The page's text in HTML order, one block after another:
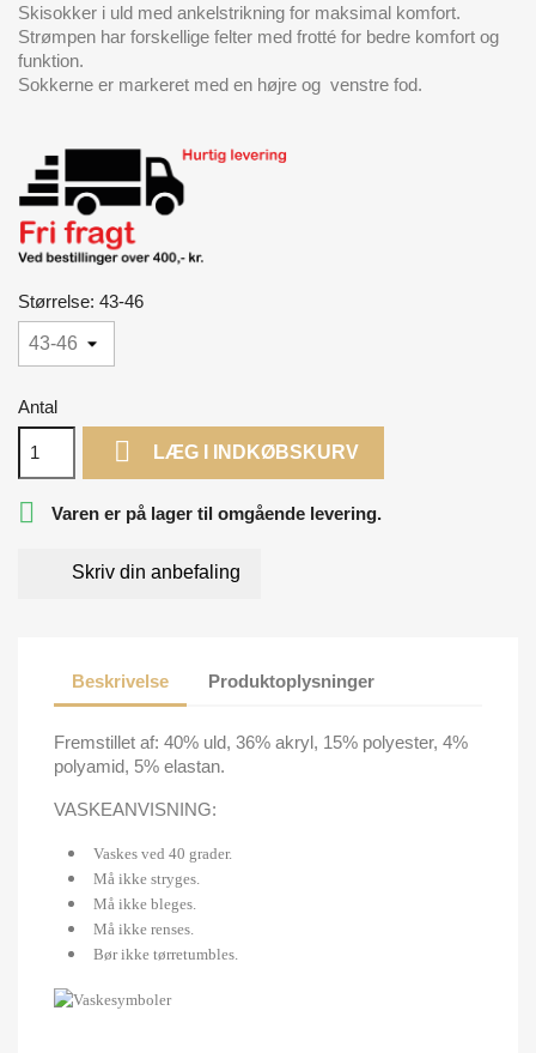
Skisokker i uld med ankelstrikning for maksimal komfort.
Strømpen har forskellige felter med frotté for bedre komfort og
funktion.
Sokkerne er markeret med en højre og venstre fod.
Størrelse: 43-46
Antal
 LÆG I INDKØBSKURV
 Varen er på lager til omgående levering.
Skriv din anbefaling
Beskrivelse Produktoplysninger
Fremstillet af: 40% uld, 36% akryl, 15% polyester, 4%
polyamid, 5% elastan.
VASKEANVISNING:
Vaskes ved 40 grader.
Må ikke stryges.
Må ikke bleges.
Må ikke renses.
Bør ikke tørretumbles.